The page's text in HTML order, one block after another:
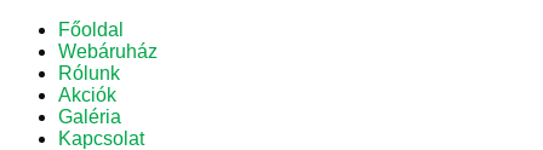
Főoldal
Webáruház
Rólunk
Akciók
Galéria
Kapcsolat